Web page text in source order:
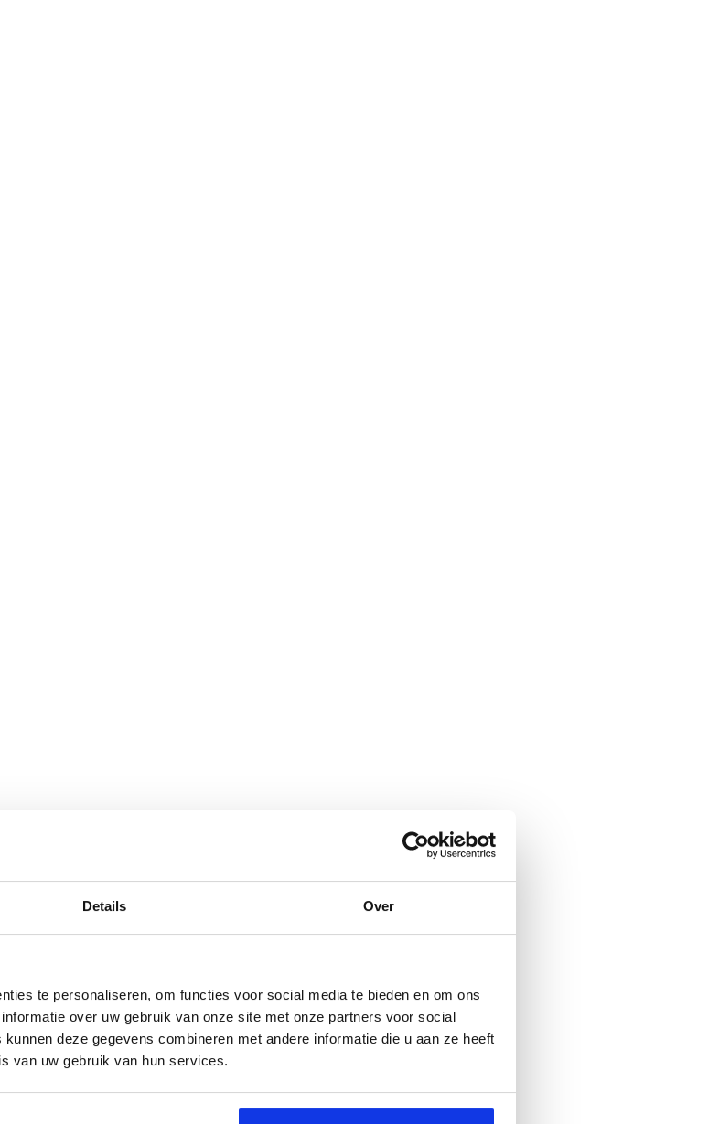
Details Over
te personaliseren, om functies voor social media te bieden en om ons
over uw gebruik van onze site met onze partners voor social
deze gegevens combineren met andere informatie die u aan ze heeft
van uw gebruik van hun services.